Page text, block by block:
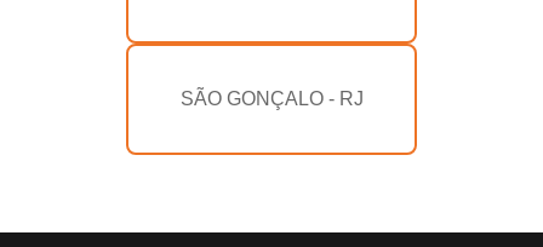
SÃO GONÇALO - RJ